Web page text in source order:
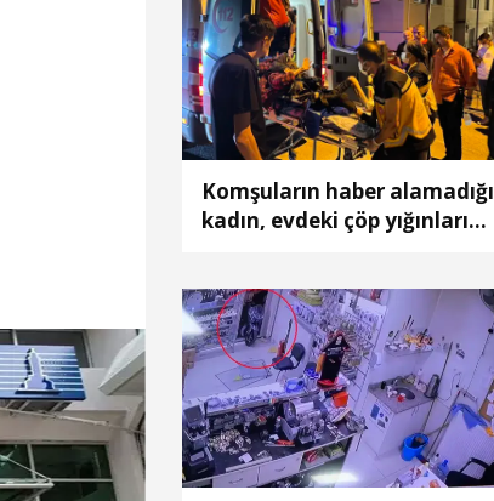
Komşuların haber alamadığı
kadın, evdeki çöp yığınları